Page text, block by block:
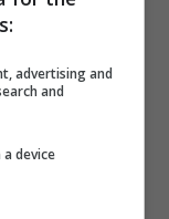
advertising and
and
device